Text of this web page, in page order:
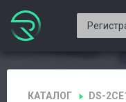
КАТАЛОГ DS-